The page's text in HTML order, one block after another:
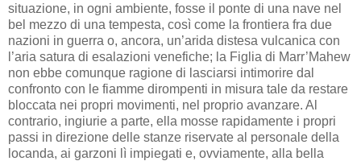
situazione, in ogni ambiente, fosse il ponte di una nave nel
bel mezzo di una tempesta, così come la frontiera fra due
nazioni in guerra o, ancora, un’arida distesa vulcanica con
l’aria satura di esalazioni venefiche; la Figlia di Marr’Mahew
non ebbe comunque ragione di lasciarsi intimorire dal
confronto con le fiamme dirompenti in misura tale da restare
bloccata nei propri movimenti, nel proprio avanzare. Al
contrario, ingiurie a parte, ella mosse rapidamente i propri
passi in direzione delle stanze riservate al personale della
locanda, ai garzoni lì impiegati e, ovviamente, alla bella